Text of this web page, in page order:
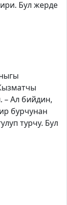
Бул жерде
– Ал бийдин,
бурчунан
турчу. Бул